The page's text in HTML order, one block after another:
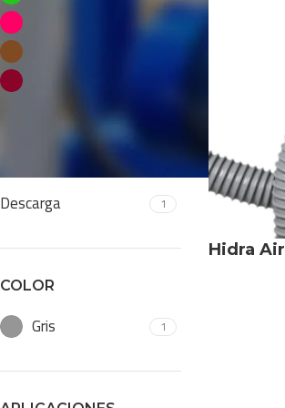
1
Descarga 1
COLOR
Gris 1
Hidra Air